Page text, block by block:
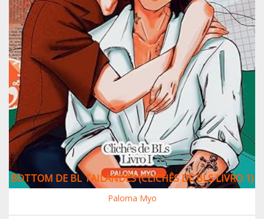
BOTTOM DE BL TAILANDÊS (CLICHÊS DE BLS LIVRO 1)
Paloma Myo